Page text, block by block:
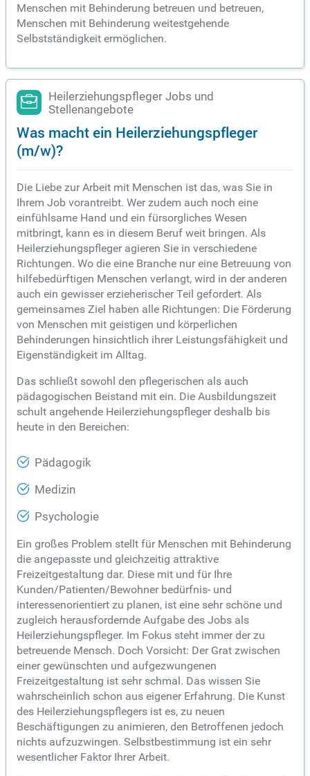
Menschen mit Behinderung betreuen und betreuen,
Menschen mit Behinderung weitestgehende
Selbstständigkeit ermöglichen.
Heilerziehungspfleger Jobs und
Stellenangebote
Was macht ein Heilerziehungspfleger
(m/w)?
Die Liebe zur Arbeit mit Menschen ist das, was Sie in
Ihrem Job vorantreibt. Wer zudem auch noch eine
einfühlsame Hand und ein fürsorgliches Wesen
mitbringt, kann es in diesem Beruf weit bringen. Als
Heilerziehungspfleger agieren Sie in verschiedene
Richtungen. Wo die eine Branche nur eine Betreuung von
hilfebedürftigen Menschen verlangt, wird in der anderen
auch ein gewisser erzieherischer Teil gefordert. Als
gemeinsames Ziel haben alle Richtungen: Die Förderung
von Menschen mit geistigen und körperlichen
Behinderungen hinsichtlich ihrer Leistungsfähigkeit und
Eigenständigkeit im Alltag.
Das schließt sowohl den pflegerischen als auch
pädagogischen Beistand mit ein. Die Ausbildungszeit
schult angehende Heilerziehungspfleger deshalb bis
heute in den Bereichen:
Pädagogik
Medizin
Psychologie
Ein großes Problem stellt für Menschen mit Behinderung
die angepasste und gleichzeitig attraktive
Freizeitgestaltung dar. Diese mit und für Ihre
Kunden/Patienten/Bewohner bedürfnis- und
interessenorientiert zu planen, ist eine sehr schöne und
zugleich herausfordernde Aufgabe des Jobs als
Heilerziehungspfleger. Im Fokus steht immer der zu
betreuende Mensch. Doch Vorsicht: Der Grat zwischen
einer gewünschten und aufgezwungenen
Freizeitgestaltung ist sehr schmal. Das wissen Sie
wahrscheinlich schon aus eigener Erfahrung. Die Kunst
des Heilerziehungspflegers ist es, zu neuen
Beschäftigungen zu animieren, den Betroffenen jedoch
nichts aufzuzwingen. Selbstbestimmung ist ein sehr
wesentlicher Faktor Ihrer Arbeit.